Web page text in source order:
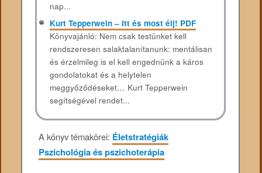
nap...
Kurt Tepperwein – Itt és most élj! PDF
Könyvajánló: Nem csak testünket kell
rendszeresen salaktalanítanunk: mentálisan
és érzelmileg is el kell engednünk a káros
gondolatokat és a helytelen
meggyőződéseket… Kurt Tepperwein
segítségével rendet...
A könyv témakörei: Életstratégiák
Pszichológia és pszichoterápia